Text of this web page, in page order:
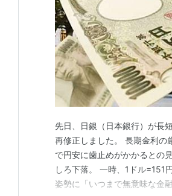
先日、日銀（日本銀行）が長
再修正しました。 長期金利の
で円安に歯止めがかかるとの
しろ下落。 一時、1ドル=151
姿勢に「いつまで無意味な金